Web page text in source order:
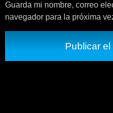
Guarda mi nombre, correo
navegador para la próxima